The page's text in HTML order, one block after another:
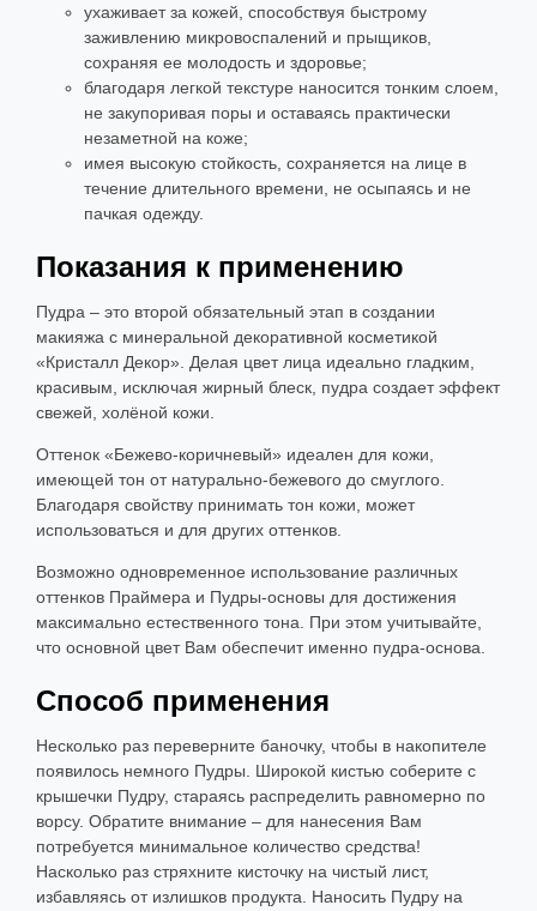
ухаживает за кожей, способствуя быстрому
заживлению микровоспалений и прыщиков,
сохраняя ее молодость и здоровье;
благодаря легкой текстуре наносится тонким слоем,
не закупоривая поры и оставаясь практически
незаметной на коже;
имея высокую стойкость, сохраняется на лице в
течение длительного времени, не осыпаясь и не
пачкая одежду.
Показания к применению
Пудра – это второй обязательный этап в создании
макияжа с минеральной декоративной косметикой
«Кристалл Декор». Делая цвет лица идеально гладким,
красивым, исключая жирный блеск, пудра создает эффект
свежей, холёной кожи.
Оттенок «Бежево-коричневый» идеален для кожи,
имеющей тон от натурально-бежевого до смуглого.
Благодаря свойству принимать тон кожи, может
использоваться и для других оттенков.
Возможно одновременное использование различных
оттенков Праймера и Пудры-основы для достижения
максимально естественного тона. При этом учитывайте,
что основной цвет Вам обеспечит именно пудра-основа.
Способ применения
Несколько раз переверните баночку, чтобы в накопителе
появилось немного Пудры. Широкой кистью соберите с
крышечки Пудру, стараясь распределить равномерно по
ворсу. Обратите внимание – для нанесения Вам
потребуется минимальное количество средства!
Насколько раз стряхните кисточку на чистый лист,
избавляясь от излишков продукта. Наносить Пудру на